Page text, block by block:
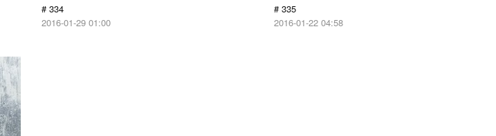
# 334
2016-01-29 01:00
# 335
2016-01-22 04:58